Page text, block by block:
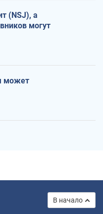
(NSJ), а
могут
может
В начало